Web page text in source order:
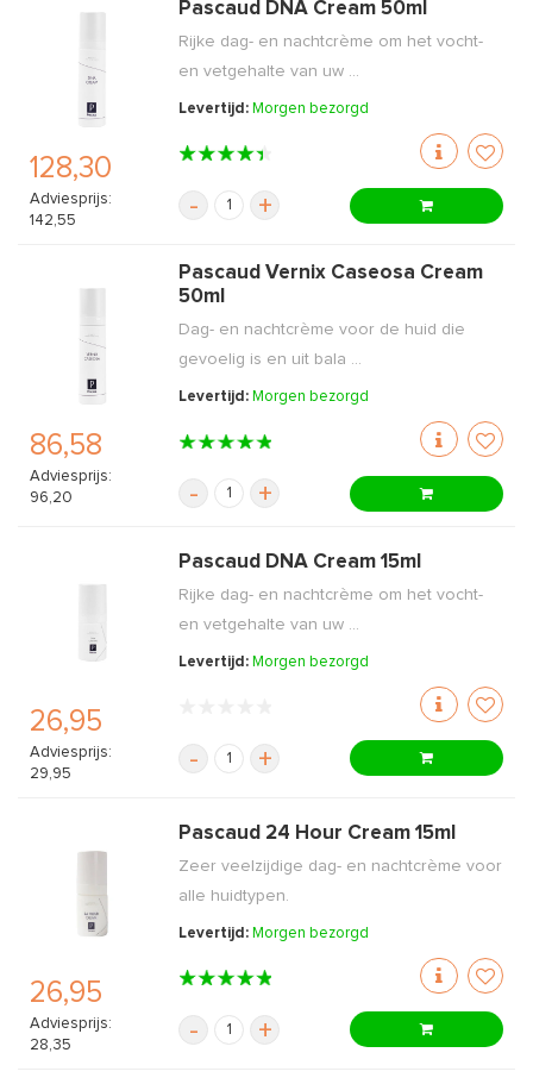
128,30
Adviesprijs:
142,55
Pascaud DNA Cream 50ml
Rijke dag- en nachtcrème om het vocht-
en vetgehalte van uw ...
Levertijd: Morgen bezorgd
- +
86,58
Adviesprijs:
96,20
Pascaud Vernix Caseosa Cream
50ml
Dag- en nachtcrème voor de huid die
gevoelig is en uit bala ...
Levertijd: Morgen bezorgd
- +
26,95
Adviesprijs:
29,95
Pascaud DNA Cream 15ml
Rijke dag- en nachtcrème om het vocht-
en vetgehalte van uw ...
Levertijd: Morgen bezorgd
- +
26,95
Adviesprijs:
28,35
Pascaud 24 Hour Cream 15ml
Zeer veelzijdige dag- en nachtcrème voor
alle huidtypen.
Levertijd: Morgen bezorgd
- +